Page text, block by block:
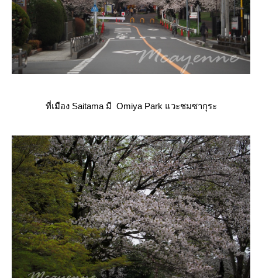
ที่เมือง Saitama มี Omiya Park แวะชมซากุระ